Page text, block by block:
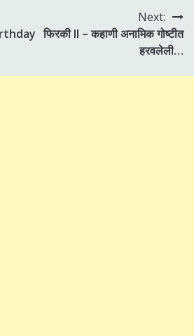
Next:
फिरकी II – कहाणी अनामिक गोष्टीत
हरवलेली…